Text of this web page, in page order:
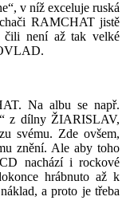
v níž exceluje ruská
RAMCHAT jistě
čili není až tak velké
Na albu se např.
z dílny ŽIARISLAV,
svému. Zde ovšem,
znění. Ale aby toho
nachází i rockové
hrábnuto až k
a proto je třeba